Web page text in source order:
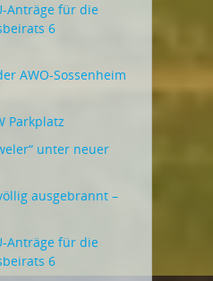
Anträge für die
6
AWO-Sossenheim
Parkplatz
unter neuer
ausgebrannt –
Anträge für die
6